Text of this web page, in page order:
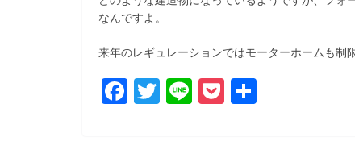
なんですよ。
来年のレギュレーションではモーターホームも制
F T Li P